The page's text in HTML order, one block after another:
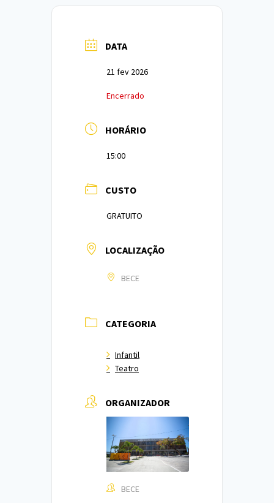
DATA
21 fev 2026
Encerrado
HORÁRIO
15:00
CUSTO
GRATUITO
LOCALIZAÇÃO
BECE
CATEGORIA
Infantil
Teatro
ORGANIZADOR
BECE